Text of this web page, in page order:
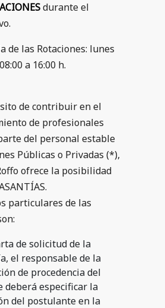
durante el
de las Rotaciones: lunes
a 16:00 h.
de contribuir en el
de profesionales
del personal estable
Públicas o Privadas (*),
ofrece la posibilidad
particulares de las
de solicitud de la
el responsable de la
de procedencia del
deberá especificar la
del postulante en la